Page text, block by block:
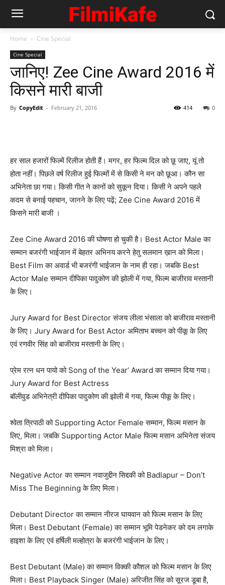
Home Cine Special
Cine Special
जानिए! Zee Cine Award 2016 में
किसने मारी बाजी
By CopyEdit - February 21, 2016 0
414
हर साल हजारों फिल्‍में रिलीज होती हैं। मगर, हर फिल्‍म दिल को छू जाए, यूं तो
होता नहीं। पिछले वर्ष रिलीज हुई फिल्‍मों में से किसी ने मन को छूआ। कौन सा
अभिनेता छा गया। किसी गीत ने कानों को सुकून दिया। किसी ने अपने पहले
कदम से बनाई पहचान, जानने के लिए पढ़ें; Zee Cine Award 2016 में
किसने मारी बाजी ।
Zee Cine Award 2016 की घोषणा हो चुकी है। Best Actor Male का
सम्‍मान बजरंगी भाईजान में बेहतर अभिनय करने हेतु सलमान ख़ान को मिला।
Best Film का अवार्ड भी बजरंगी भाईजान के नाम ही रहा। जबकि Best
Actor Male सम्‍मान दीपिका पादुकोण की झोली में गया, फिल्‍म बाजीराव मस्‍तानी
के लिए।
Jury Award for Best Director संजय लीला भंसाला को बाजीराव मस्‍तानी
के लिए। Jury Award for Best Actor अमिताभ बच्‍चन को पीकू के लिए
एवं रणवीर सिंह को बाजीराव मस्‍तानी के लिए।
प्रेम रत्‍न धन पायो को Song of the Year’ Award का सम्‍मान दिया गया।
Jury Award for Best Actress
बॉलीवुड अभिनेत्री दीपिका पादुकोण की झोली में गया, फिल्‍म पीकू के लिए।
श्‍वेता त्रिपाठी को Supporting Actor Female सम्‍मान, फिल्‍म मसान के
लिए, मिला। जबकि Supporting Actor Male फिल्‍म मसान अभिनेता संजय
मिश्रा को मिला।
Negative Actor का सम्‍मान नवाजुद्दीन सिद्दकी को Badlapur – Don’t
Miss The Beginning के लिए मिला।
Debutant Director का सम्‍मान नीरज घायवान को फिल्‍म मसान के लिए
मिला। Best Debutant (Female) का सम्‍मान भूमि पेडनेकर को दम लगाके
हाइशा के लिए एवं हर्षिली मल्‍होत्रा के बजरंगी भाईजान के लिए।
Best Debutant (Male) का सम्‍मान विक्‍की कौशल को फिल्‍म मसान के लिए
मिला। Best Playback Singer (Male) अरिजीत सिंह को सूरज डूबा है,